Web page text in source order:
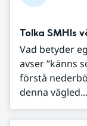
Tolka SMHIs
Vad betyder
avser ”känns
förstå
denna vägled...